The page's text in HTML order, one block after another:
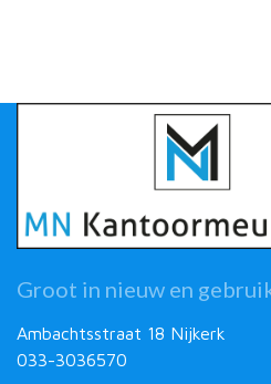
Groot in nieuw en
Ambachtsstraat 18 Nijkerk
033-3036570